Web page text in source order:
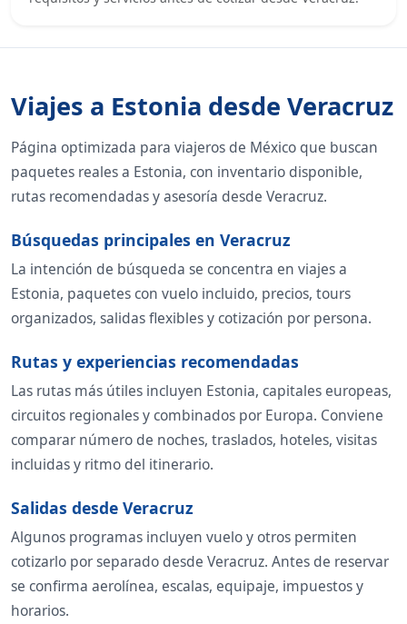
Viajes a Estonia desde Veracruz
Página optimizada para viajeros de México que buscan
paquetes reales a Estonia, con inventario disponible,
rutas recomendadas y asesoría desde Veracruz.
Búsquedas principales en Veracruz
La intención de búsqueda se concentra en viajes a
Estonia, paquetes con vuelo incluido, precios, tours
organizados, salidas flexibles y cotización por persona.
Rutas y experiencias recomendadas
Las rutas más útiles incluyen Estonia, capitales europeas,
circuitos regionales y combinados por Europa. Conviene
comparar número de noches, traslados, hoteles, visitas
incluidas y ritmo del itinerario.
Salidas desde Veracruz
Algunos programas incluyen vuelo y otros permiten
cotizarlo por separado desde Veracruz. Antes de reservar
se confirma aerolínea, escalas, equipaje, impuestos y
horarios.